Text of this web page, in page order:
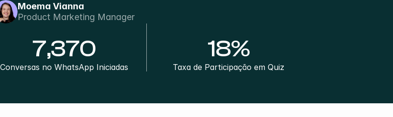
Moema Vianna
Product Marketing Manager
7,370
Conversas no WhatsApp Iniciadas
18%
Taxa de Participação em Quiz